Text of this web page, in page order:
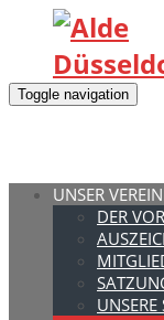
Toggle navigation
UNSER VEREIN
DER